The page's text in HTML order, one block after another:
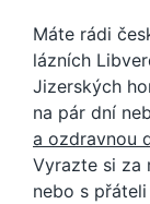
Máte rádi
lázních
Jizerských
na pár dní
a ozdravnou
Vyrazte si za
nebo s